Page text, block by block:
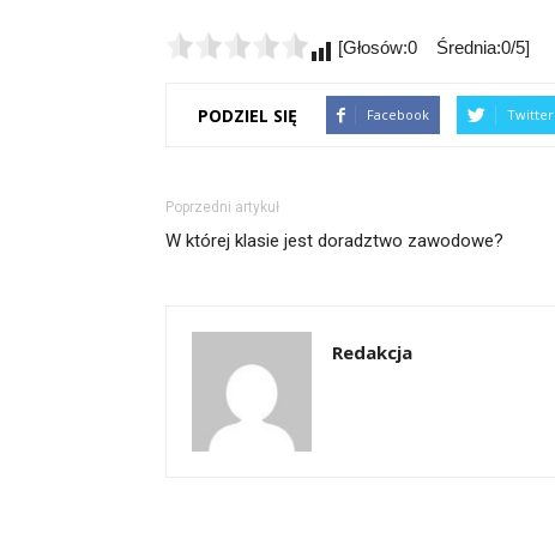
[Głosów:0 Średnia:0/5]
PODZIEL SIĘ Facebook Twitter
Poprzedni artykuł
W której klasie jest doradztwo zawodowe?
Redakcja